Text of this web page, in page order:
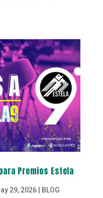
Premios Estela
29, 2026| BLOG